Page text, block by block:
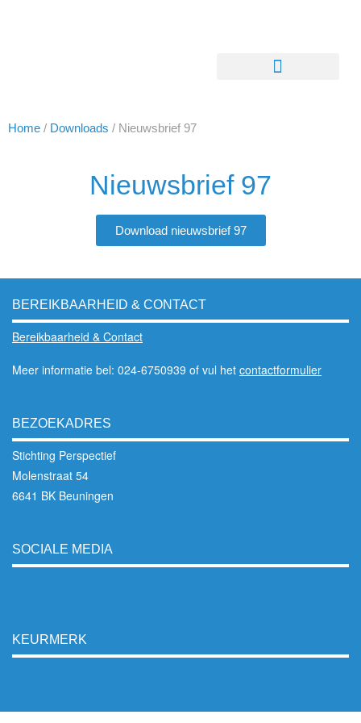
Home / Downloads / Nieuwsbrief 97
Nieuwsbrief 97
Download nieuwsbrief 97
BEREIKBAARHEID & CONTACT
Bereikbaarheid & Contact
Meer informatie bel: 024-6750939 of vul het contactformulier
BEZOEKADRES
Stichting Perspectief
Molenstraat 54
6641 BK Beuningen
SOCIALE MEDIA
KEURMERK